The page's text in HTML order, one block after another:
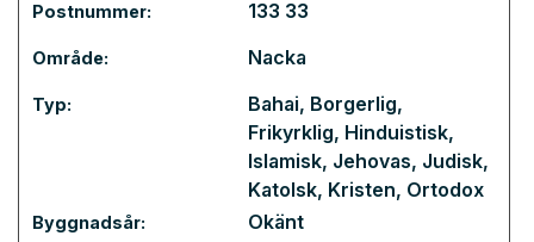
Postnummer: 133 33
Område: Nacka
Typ: Bahai, Borgerlig,
Frikyrklig, Hinduistisk,
Islamisk, Jehovas, Judisk,
Katolsk, Kristen, Ortodox
Byggnadsår: Okänt